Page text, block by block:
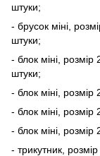
штуки;
- брусок міні,
штуки;
- блок міні,
штуки;
- блок міні,
- блок міні,
- блок міні,
- трикутник,